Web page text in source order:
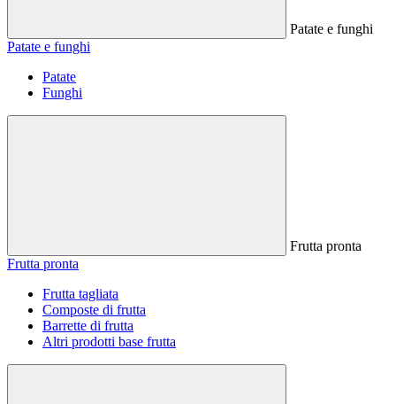
Patate e funghi
Patate e funghi
Patate
Funghi
Frutta pronta
Frutta pronta
Frutta tagliata
Composte di frutta
Barrette di frutta
Altri prodotti base frutta